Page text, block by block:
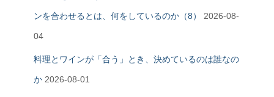
ンを合わせるとは、何をしているのか（8） 2026-08-
04
料理とワインが「合う」とき、決めているのは誰なの
か 2026-08-01